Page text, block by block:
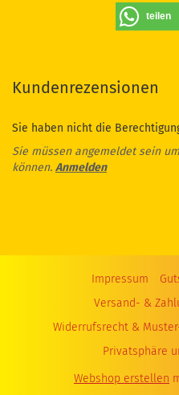
teilen
Kundenrezensionen
Sie haben nicht die
Sie müssen angemeldet sein
können. Anmelden
Impressum
Versand- &
Widerrufsrecht &
Privatsphäre
Webshop erstellen